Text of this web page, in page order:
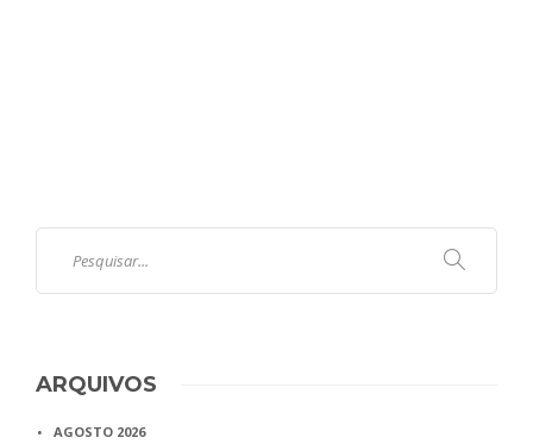
ARQUIVOS
AGOSTO 2026